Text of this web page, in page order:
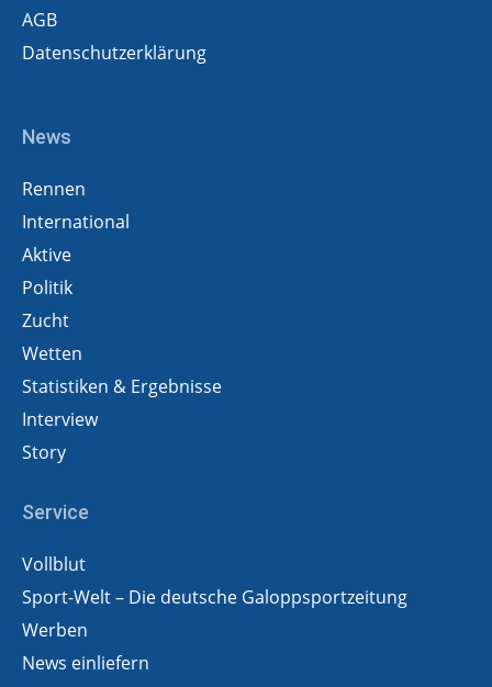
AGB
Datenschutzerklärung
News
Rennen
International
Aktive
Politik
Zucht
Wetten
Statistiken & Ergebnisse
Interview
Story
Service
Vollblut
Sport-Welt – Die deutsche Galoppsportzeitung
Werben
News einliefern